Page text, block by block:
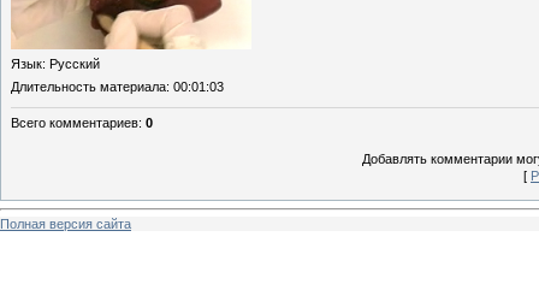
Язык: Русский
Длительность материала: 00:01:03
Всего комментариев: 0
Добавлять комментарии
[
Полная версия сайта